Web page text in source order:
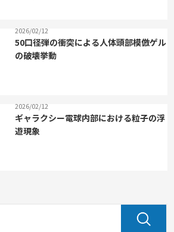
2026/02/12
50口径弾の衝突による人体頭部模倣ゲル
の破壊挙動
2026/02/12
ギャラクシー電球内部における粒子の浮
遊現象